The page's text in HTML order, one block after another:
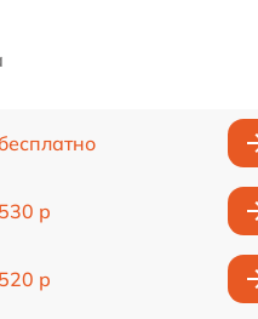
530 р
520 р